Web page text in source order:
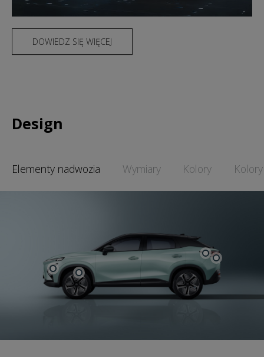
DOWIEDZ SIĘ WIĘCEJ
Design
Elementy nadwozia Wymiary Kolory